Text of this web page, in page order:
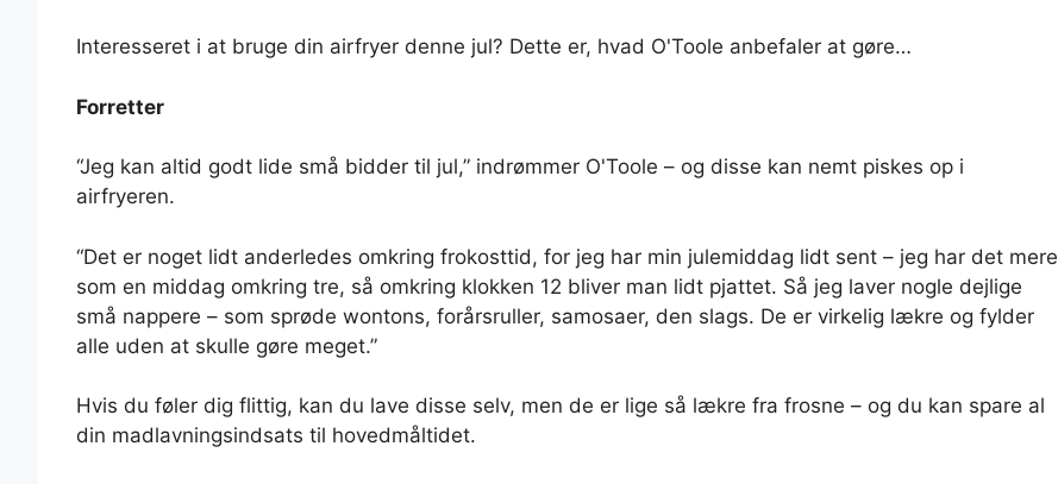
Interesseret i at bruge din airfryer denne jul? Dette er, hvad O'Toole anbefaler at gøre…
Forretter
“Jeg kan altid godt lide små bidder til jul,” indrømmer O'Toole – og disse kan nemt piskes op i
airfryeren.
“Det er noget lidt anderledes omkring frokosttid, for jeg har min julemiddag lidt sent – ​​jeg har det mere
som en middag omkring tre, så omkring klokken 12 bliver man lidt pjattet. Så jeg laver nogle dejlige
små nappere – som sprøde wontons, forårsruller, samosaer, den slags. De er virkelig lækre og fylder
alle uden at skulle gøre meget.”
Hvis du føler dig flittig, kan du lave disse selv, men de er lige så lækre fra frosne – og du kan spare al
din madlavningsindsats til hovedmåltidet.